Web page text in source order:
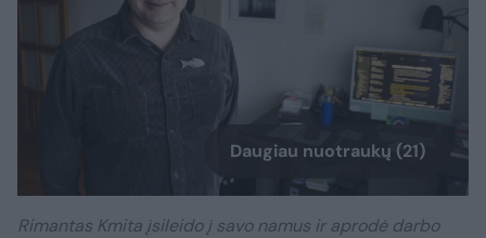
Daugiau nuotraukų (21)
Rimantas Kmita įsileido į savo namus ir aprodė darbo